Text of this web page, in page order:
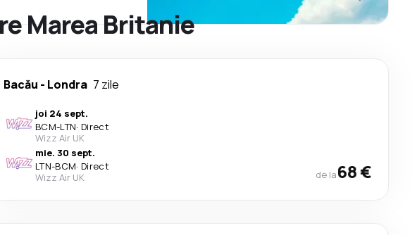
Marea Britanie
Bacău - Londra 7 zile
joi 24 sept.
BCM-LTN· Direct
Wizz Air UK
mie. 30 sept.
LTN-BCM· Direct
Wizz Air UK
de la68 €